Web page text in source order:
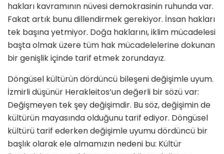
hakları kavramının nüvesi demokrasinin ruhunda var.
Fakat artık bunu dillendirmek gerekiyor. İnsan hakları
tek başına yetmiyor. Doğa haklarını, iklim mücadelesi
başta olmak üzere tüm hak mücadelelerine dokunan
bir genişlik içinde tarif etmek zorundayız.
Döngüsel kültürün dördüncü bileşeni değişimle uyum.
İzmirli düşünür Herakleitos’un değerli bir sözü var:
Değişmeyen tek şey değişimdir. Bu söz, değişimin de
kültürün mayasında olduğunu tarif ediyor. Döngüsel
kültürü tarif ederken değişimle uyumu dördüncü bir
başlık olarak ele almamızın nedeni bu: Kültür